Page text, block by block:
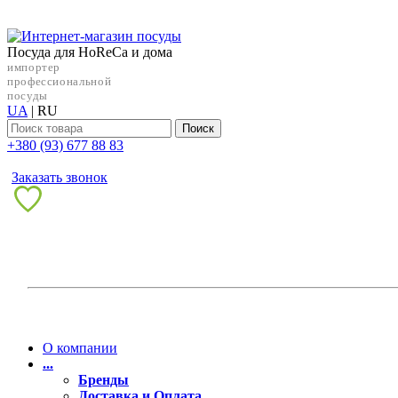
Посуда для HoReCa и дома
импортер
профессиональной
посуды
UA | RU
Поиск
+38‎0 (93) 677 88 83
Заказать звонок
О компании
...
Бренды